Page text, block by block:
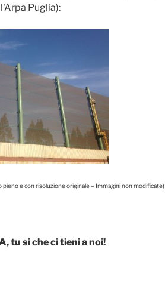
Puglia):
pieno e con risoluzione originale – Immagini non modificate)
tu si che ci tieni a noi!